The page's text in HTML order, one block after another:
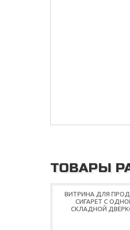
ТОВАРЫ
ВИТРИНА ДЛЯ
СИГАРЕТ С
СКЛАДНОЙ